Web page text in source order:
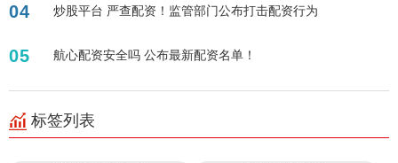
04 炒股平台 严查配资！监管部门公布打击配资行为
05 航心配资安全吗 公布最新配资名单！
标签列表